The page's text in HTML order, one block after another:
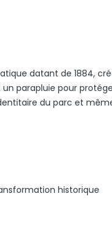
datant de 1884,
un parapluie pour
du parc et
historique